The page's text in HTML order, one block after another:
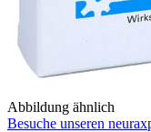
Abbildung ähnlich
Besuche unseren